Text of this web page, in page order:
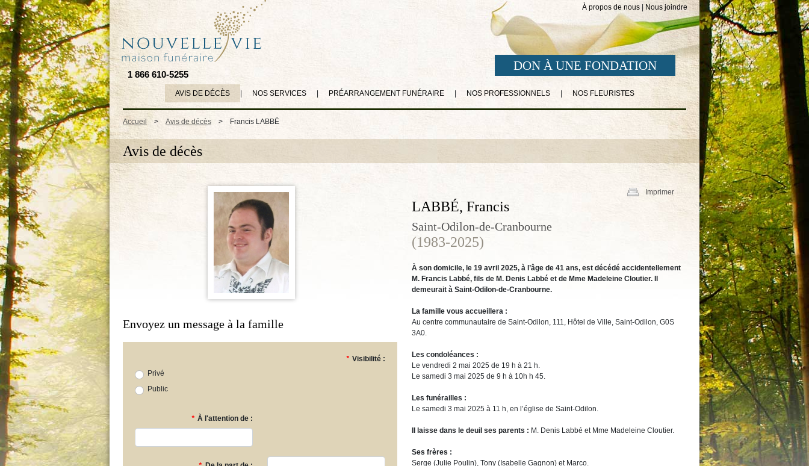
À propos de nous Nous joindre
1 866 610-5255
DON À UNE FONDATION
AVIS DE DÉCÈS NOS SERVICES PRÉARRANGEMENT FUNÉRAIRE NOS PROFESSIONNELS NOS FLEURISTES
Accueil > Avis de décès > Francis LABBÉ
Avis de décès
Envoyez un message à la famille
* Visibilité :
Privé
Public
* À l'attention de :
Imprimer
LABBÉ, Francis
Saint-Odilon-de-Cranbourne
(1983-2025)
À son domicile, le 19 avril 2025, à l’âge de 41 ans, est décédé accidentellement
M. Francis Labbé, fils de M. Denis Labbé et de Mme Madeleine Cloutier. Il
demeurait à Saint-Odilon-de-Cranbourne.
La famille vous accueillera :
Au centre communautaire de Saint-Odilon, 111, Hôtel de Ville, Saint-Odilon, G0S
3A0.
Les condoléances :
Le vendredi 2 mai 2025 de 19 h à 21 h.
Le samedi 3 mai 2025 de 9 h à 10h h 45.
Les funérailles :
Le samedi 3 mai 2025 à 11 h, en l’église de Saint-Odilon.
Il laisse dans le deuil ses parents : M. Denis Labbé et Mme Madeleine Cloutier.
Ses frères :
Serge (Julie Poulin), Tony (Isabelle Gagnon) et Marco.